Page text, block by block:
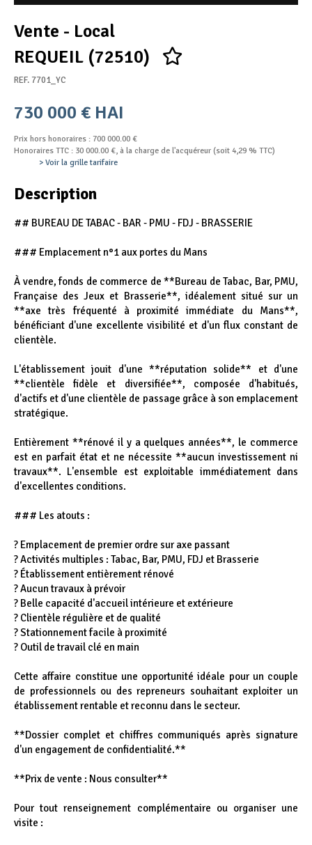
Vente - Local
REQUEIL (72510)
REF. 7701_YC
730 000 € HAI
Prix hors honoraires : 700 000.00 €
Honoraires TTC : 30 000.00 €, à la charge de l'acquéreur (soit 4,29 % TTC)
> Voir la grille tarifaire
Description
## BUREAU DE TABAC - BAR - PMU - FDJ - BRASSERIE
### Emplacement n°1 aux portes du Mans
À vendre, fonds de commerce de **Bureau de Tabac, Bar, PMU,
Française des Jeux et Brasserie**, idéalement situé sur un
**axe très fréquenté à proximité immédiate du Mans**,
bénéficiant d'une excellente visibilité et d'un flux constant de
clientèle.
L'établissement jouit d'une **réputation solide** et d'une
**clientèle fidèle et diversifiée**, composée d'habitués,
d'actifs et d'une clientèle de passage grâce à son emplacement
stratégique.
Entièrement **rénové il y a quelques années**, le commerce
est en parfait état et ne nécessite **aucun investissement ni
travaux**. L'ensemble est exploitable immédiatement dans
d'excellentes conditions.
### Les atouts :
? Emplacement de premier ordre sur axe passant
? Activités multiples : Tabac, Bar, PMU, FDJ et Brasserie
? Établissement entièrement rénové
? Aucun travaux à prévoir
? Belle capacité d'accueil intérieure et extérieure
? Clientèle régulière et de qualité
? Stationnement facile à proximité
? Outil de travail clé en main
Cette affaire constitue une opportunité idéale pour un couple
de professionnels ou des repreneurs souhaitant exploiter un
établissement rentable et reconnu dans le secteur.
**Dossier complet et chiffres communiqués après signature
d'un engagement de confidentialité.**
**Prix de vente : Nous consulter**
Pour tout renseignement complémentaire ou organiser une
visite :